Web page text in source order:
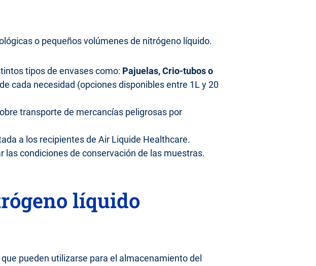
o pequeños volúmenes de nitrógeno líquido.
tipos de envases como: Pajuelas, Crio-tubos o
cada necesidad (opciones disponibles entre 1L y 20
transporte de mercancías peligrosas por
a los recipientes de Air Liquide Healthcare.
condiciones de conservación de las muestras.
líquido
pueden utilizarse para el almacenamiento del